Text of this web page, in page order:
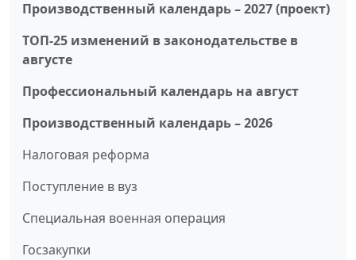
Производственный календарь – 2027 (проект)
ТОП-25 изменений в законодательстве в
августе
Профессиональный календарь на август
Производственный календарь – 2026
Налоговая реформа
Поступление в вуз
Специальная военная операция
Госзакупки